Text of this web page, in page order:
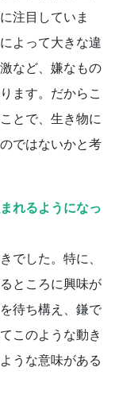
注目していま
よって大きな違
など、嫌なもの
ます。だからこ
とで、生き物に
ではないかと考
れるようになっ
でした。特に、
ところに興味が
待ち構え、鎌で
このような動き
うな意味がある